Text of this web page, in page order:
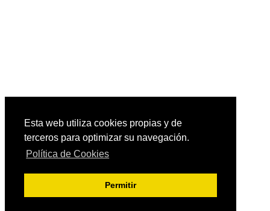
Esta web utiliza cookies propias y de
terceros para optimizar su navegación.
Política de Cookies
Permitir